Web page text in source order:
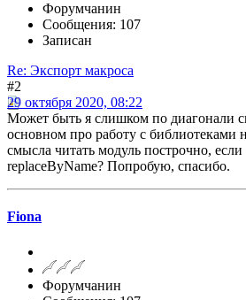
Форумчанин
Сообщения: 107
Записан
Re: Экспорт макроса
#2
29 октября 2020, 08:22
Может быть я слишком по диагонали
основном про работу с библиотеками
смысла читать модуль построчно,
replaceByName? Попробую, спасибо.
Fiona
Форумчанин